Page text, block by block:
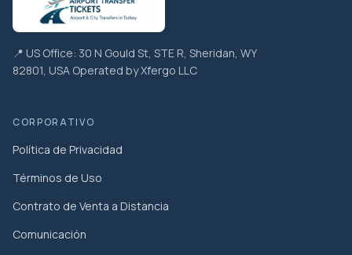
📍 US Office: 30 N Gould St, STE R, Sheridan, WY
82801, USA Operated by Xfergo LLC
CORPORATIVO
Política de Privacidad
Términos de Uso
Contrato de Venta a Distancia
Comunicación